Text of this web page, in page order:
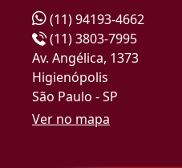
(11) 94193-4662
(11) 3803-7995
Av. Angélica, 1373
Higienópolis
São Paulo - SP
Ver no mapa